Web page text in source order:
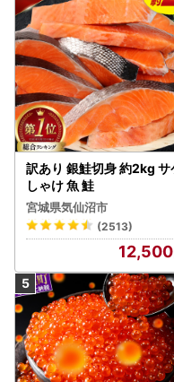
訳あり 銀鮭切身 約2kg サケ
しゃけ 魚 鮭
宮城県気仙沼市
(2513)
12,500